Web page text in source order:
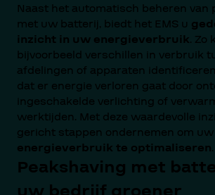
Naast het automatisch beheren van
met uw batterij, biedt het EMS u
inzicht in uw energieverbruik. Zo
bijvoorbeeld verschillen in verbruik
afdelingen of apparaten
dat er energie verloren gaat door
ingeschakelde verlichting of
werktijden. Met deze waardevolle
gericht stappen ondernemen om uw
energieverbruik te optimaliseren.
Peakshaving met